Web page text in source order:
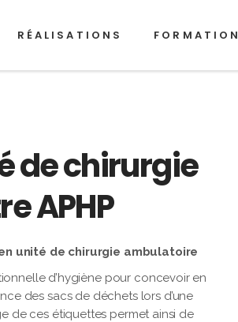
RÉALISATIONS FORMATION
de chirurgie
APHP
unité de chirurgie ambulatoire
d’hygiène pour concevoir en
des sacs de déchets lors d’une
de ces étiquettes permet ainsi de